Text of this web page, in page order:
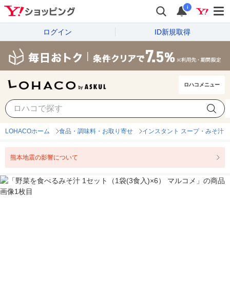
i
ログイン ID新規取得
ロハコメニュー
LOHACOホーム 食品・調味料・お取り寄せ インスタント スープ・みそ汁
熊本地震の影響について